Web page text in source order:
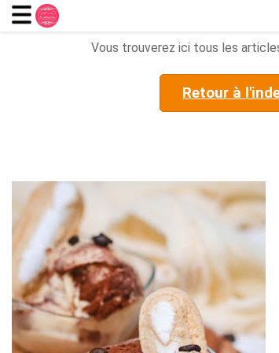
Vous trouverez ici tous les
Retour à